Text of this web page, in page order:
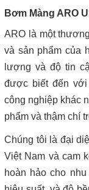
Bơm Màng ARO
ARO là một
và sản phẩm của
lượng và độ tin
được biết đến
công nghiệp khác
phẩm và thậm chí
Chúng tôi là đại
Việt Nam và cam
hoàn hảo cho